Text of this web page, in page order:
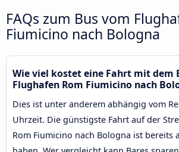
FAQs zum Bus vom
Fiumicino nach Bologna
Wie viel kostet eine Fahrt mit dem
Flughafen Rom Fiumicino nach
Dies ist unter anderem abhängig vom
Uhrzeit. Die günstigste Fahrt auf der
Rom Fiumicino nach Bologna ist bereits